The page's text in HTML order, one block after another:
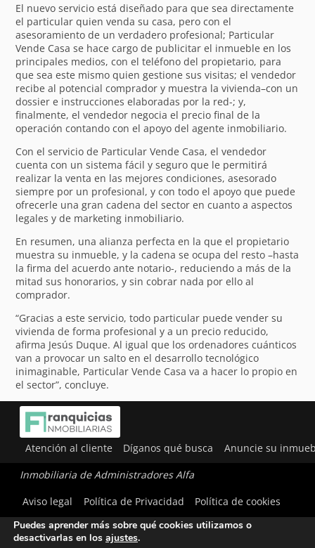
El nuevo servicio está diseñado para que sea directamente
el particular quien venda su casa, pero con el
asesoramiento de un verdadero profesional; Particular
Vende Casa se hace cargo de publicitar el inmueble en los
principales medios, con el teléfono del propietario, para
que sea este mismo quien gestione sus visitas; el vendedor
recibe al potencial comprador y muestra la vivienda–con un
dossier e instrucciones elaboradas por la red-; y,
finalmente, el vendedor negocia el precio final de la
operación contando con el apoyo del agente inmobiliario.
Con el servicio de Particular Vende Casa, el vendedor
cuenta con un sistema fácil y seguro que le permitirá
realizar la venta en las mejores condiciones, asesorado
siempre por un profesional, y con todo el apoyo que puede
ofrecerle una gran cadena del sector en cuanto a aspectos
legales y de marketing inmobiliario.
En resumen, una alianza perfecta en la que el propietario
muestra su inmueble, y la cadena se ocupa del resto –hasta
la firma del acuerdo ante notario-, reduciendo a más de la
mitad sus honorarios, y sin cobrar nada por ello al
comprador.
“Gracias a este servicio, todo particular puede vender su
vivienda de forma profesional y a un precio reducido,
afirma Jesús Duque. Al igual que los ordenadores cuánticos
van a provocar un salto en el desarrollo tecnológico
inimaginable, Particular Vende Casa va a hacer lo propio en
el sector”, concluye.
Atención al cliente Díganos qué busca Anuncie su
Inmobiliaria de Administradores Alfa
Aviso legal
Política de Privacidad Política de cookies
Utilizamos cookies para ofrecerte la mejor experiencia en
Puedes aprender más sobre qué cookies utilizamos o
desactivarlas en los ajustes.